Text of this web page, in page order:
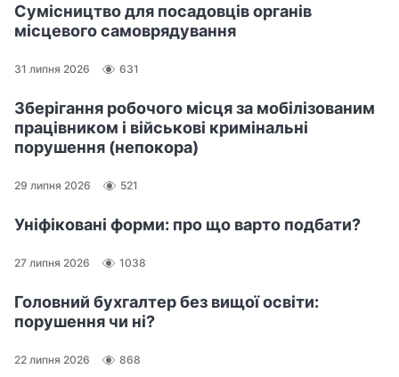
Сумісництво для посадовців органів
місцевого самоврядування
31 липня 2026 631
Зберігання робочого місця за мобілізованим
працівником і військові кримінальні
порушення (непокора)
29 липня 2026 521
Уніфіковані форми: про що варто подбати?
27 липня 2026 1038
Головний бухгалтер без вищої освіти:
порушення чи ні?
22 липня 2026 868